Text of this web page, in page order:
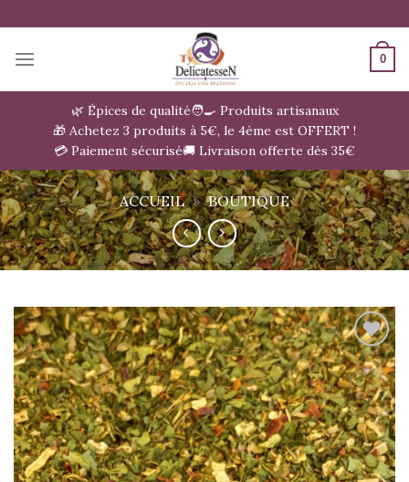
au
contenu
0
🌿 Épices de qualité🧑‍🍳 Produits artisanaux
🎁 Achetez 3 produits à 5€, le 4ème est OFFERT !
💳 Paiement sécurisé🚚 Livraison offerte dès 35€
ACCUEIL » BOUTIQUE